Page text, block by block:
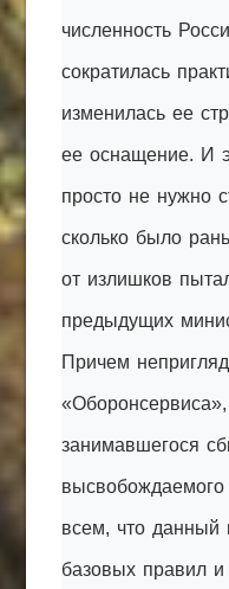
численность
сократилась
изменилась ее
ееоснащение. И
просто не нужно
сколько было
от излишков
предыдущих
Причем
занимавшегося
всем, что данный
базовых правил и